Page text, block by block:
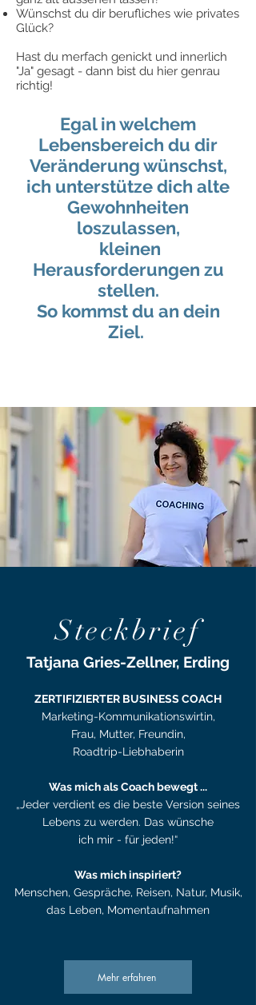
Wünschst du dir berufliches wie privates
Glück?
Hast du merfach genickt und innerlich
"Ja" gesagt - dann bist du hier genrau
richtig!
Egal in welchem
Lebensbereich du dir
Veränderung wünschst,
ich unterstütze dich alte
Gewohnheiten
loszulassen,
kleinen
Herausforderungen zu
stellen.
So kommst du an dein
Ziel.
Steckbrief
Tatjana Gries-Zellner, Erding
ZERTIFIZIERTER BUSINESS COACH
Marketing-Kommunikationswirtin,
Frau, Mutter, Freundin,
Roadtrip-Liebhaberin
Was mich als Coach bewegt ...
„Jeder verdient es die beste Version seines
Lebens zu werden. Das wünsche
ich mir - für jeden!“
Was mich inspiriert?
Menschen, Gespräche, Reisen, Natur, Musik,
das Leben, Momentaufnahmen
Mehr erfahren